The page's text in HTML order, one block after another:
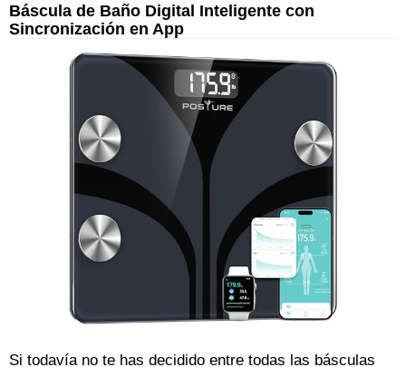
Báscula de Baño Digital Inteligente con
Sincronización en App
Si todavía no te has decidido entre todas las básculas